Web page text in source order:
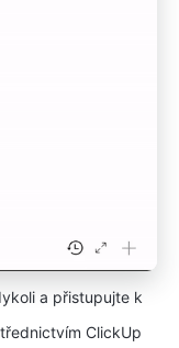
a přistupujte k
ClickUp